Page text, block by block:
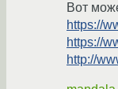
Вот
https://
https://
http://